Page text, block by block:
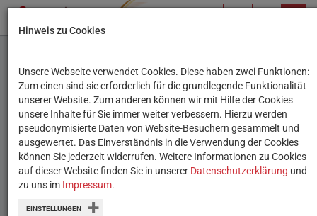
"Keep it real online":
Videos rund um Online-
Sicherheit
Mit einer neuen Kampagne wirbt
Neuseeland für mehr Online-Sicherheit.
Hinweis zu Cookies
Unsere Webseite verwendet Cookies. Diese haben zwei Funktionen:
Zum einen sind sie erforderlich für die grundlegende Funktionalität
unserer Website. Zum anderen können wir mit Hilfe der Cookies
unsere Inhalte für Sie immer weiter verbessern. Hierzu werden
pseudonymisierte Daten von Website-Besuchern gesammelt und
ausgewertet. Das Einverständnis in die Verwendung der Cookies
können Sie jederzeit widerrufen. Weitere Informationen zu Cookies
auf dieser Website finden Sie in unserer Datenschutzerklärung und
zu uns im Impressum.
EINSTELLUNGEN